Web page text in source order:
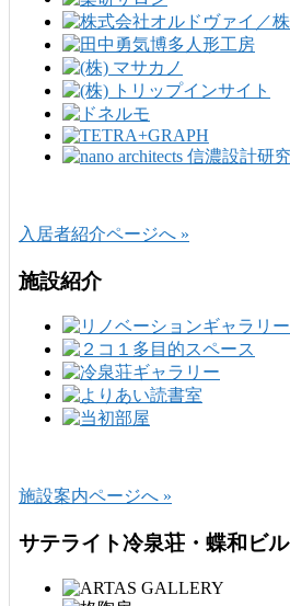
入居者紹介ページへ »
施設紹介
施設案内ページへ »
サテライト冷泉荘・蝶和ビル